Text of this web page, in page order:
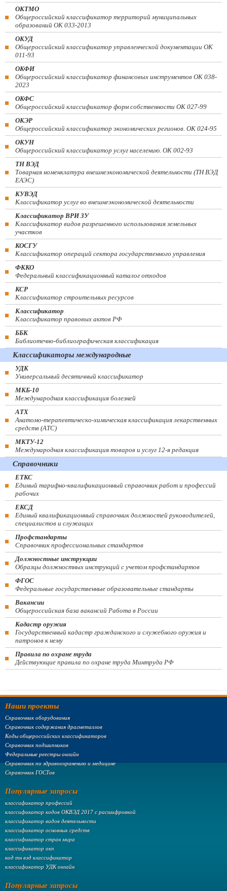
ОКТМО
Общероссийский классификатор территорий муниципальных
образований ОК 033-2013
ОКУД
Общероссийский классификатор управленческой документации ОК
011-93
ОКФИ
Общероссийский классификатор финансовых инструментов OK 038-
2023
ОКФС
Общероссийский классификатор форм собственности ОК 027-99
ОКЭР
Общероссийский классификатор экономических регионов. ОК 024-95
ОКУН
Общероссийский классификатор услуг населению. ОК 002-93
ТН ВЭД
Товарная номенклатура внешнеэкономической деятельности (ТН ВЭД
ЕАЭС)
КУВЭД
Классификатор услуг во внешнеэкономической деятельности
Классификатор ВРИ ЗУ
Классификатор видов разрешенного использования земельных
участков
КОСГУ
Классификатор операций сектора государственного управления
ФККО
Федеральный классификационный каталог отходов
КСР
Классификатор строительных ресурсов
Классификатор
Классификатор правовых актов РФ
ББК
Библиотечно-библиографическая классификация
Классификаторы международные
УДК
Универсальный десятичный классификатор
МКБ-10
Международная классификация болезней
АТХ
Анатомо-терапевтическо-химическая классификация лекарственных
средств (ATC)
МКТУ-12
Международная классификация товаров и услуг 12-я редакция
Справочники
ЕТКС
Единый тарифно-квалификационный справочник работ и профессий
рабочих
ЕКСД
Единый квалификационный справочник должностей руководителей,
специалистов и служащих
Профстандарты
Справочник профессиональных стандартов
Должностные инструкции
Образцы должностных инструкций с учетом профстандартов
ФГОС
Федеральные государственные образовательные стандарты
Вакансии
Общероссийская база вакансий Работа в России
Кадастр оружия
Государственный кадастр гражданского и служебного оружия и
патронов к нему
Правила по охране труда
Действующие правила по охране труда Минтруда РФ
Наши проекты
Справочник оборудования
Справочник содержания драгметаллов
Коды общероссийских классификаторов
Справочник подшипников
Федеральные реестры онлайн
Справочник по здравоохранению и медицине
Справочник ГОСТов
Популярные запросы
классификатор профессий
классификатор кодов ОКВЭД 2017 с расшифровкой
классификатор видов деятельности
классификатор основных средств
классификатор стран мира
классификатор окп
код тн вэд классификатор
классификатор УДК онлайн
Популярные запросы